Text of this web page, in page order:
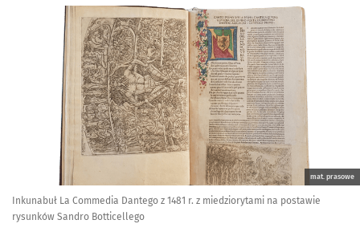
Kliknij, aby powiększyć
mat. prasowe
Inkunabuł La Commedia Dantego z 1481 r. z miedziorytami na postawie
rysunków Sandro Botticellego